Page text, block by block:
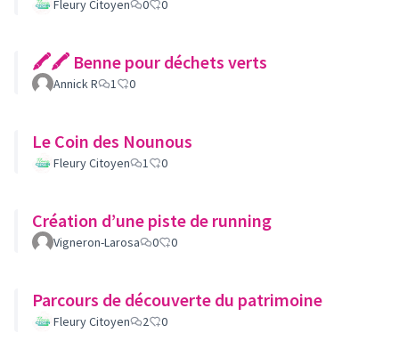
Fleury Citoyen 0 0
🖍🖍 Benne pour déchets verts
Annick R 1 0
Le Coin des Nounous
Fleury Citoyen 1 0
Création d’une piste de running
Vigneron-Larosa 0 0
Parcours de découverte du patrimoine
Fleury Citoyen 2 0